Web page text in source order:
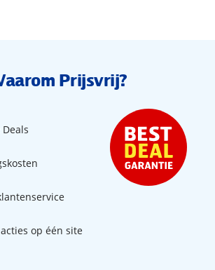
Prijsvrij?
op één site